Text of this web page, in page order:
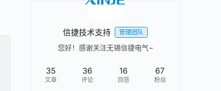
信捷技术支持 管理团队
您好！感谢关注无锡信捷电气~
35
文章
36
评论
16
回答
67
粉丝